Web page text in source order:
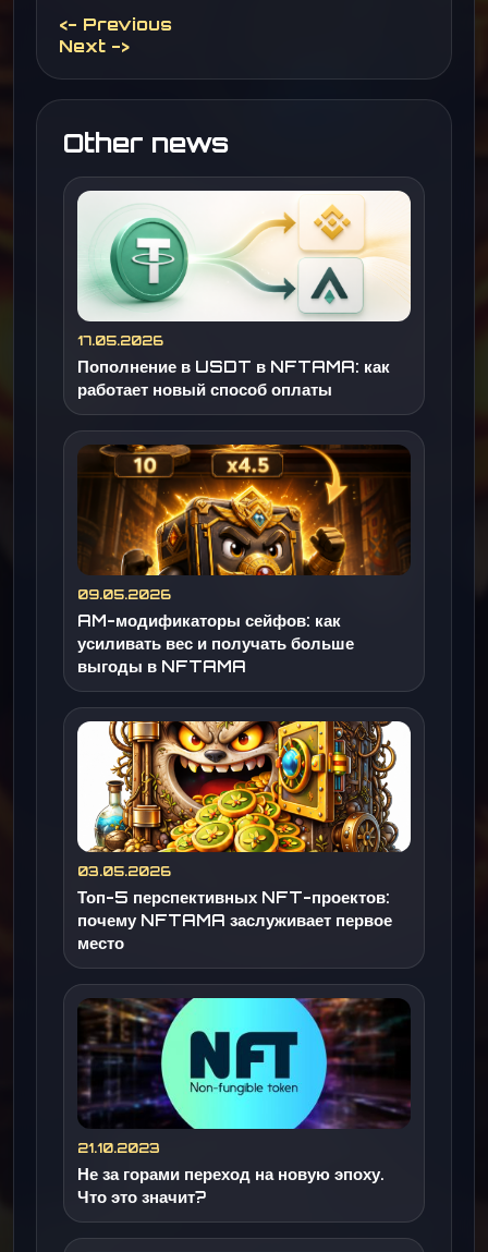
<- Previous
Next ->
Other news
17.05.2026
Пополнение в USDT в NFTAMA: как
работает новый способ оплаты
09.05.2026
AM-модификаторы сейфов: как
усиливать вес и получать больше
выгоды в NFTAMA
03.05.2026
Топ-5 перспективных NFT-проектов:
почему NFTAMA заслуживает первое
место
21.10.2023
Не за горами переход на новую эпоху.
Что это значит?